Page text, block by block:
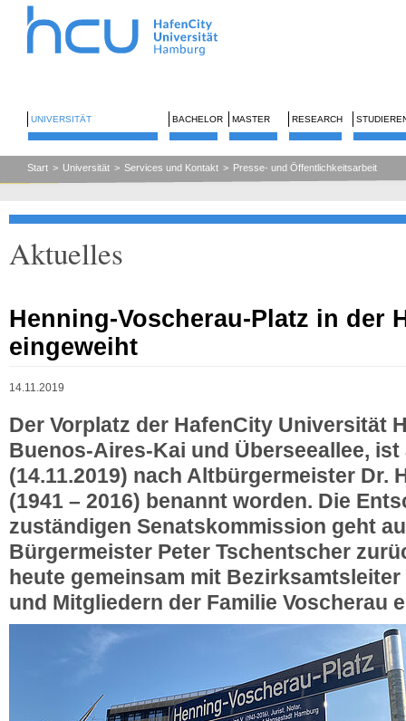
UNIVERSITÄT BACHELOR MASTER RESEARCH
Start > Universität > Services und Kontakt > Presse- und Öffentlichkeitsarbeit
Aktuelles
Henning-Voscherau-Platz in der
eingeweiht
14.11.2019
Der Vorplatz der HafenCity Universität
Buenos-Aires-Kai und Überseeallee,
(14.11.2019) nach Altbürgermeister Dr.
(1941 – 2016) benannt worden. Die
zuständigen Senatskommission geht
Bürgermeister Peter Tschentscher
heute gemeinsam mit
und Mitgliedern der Familie Voscherau